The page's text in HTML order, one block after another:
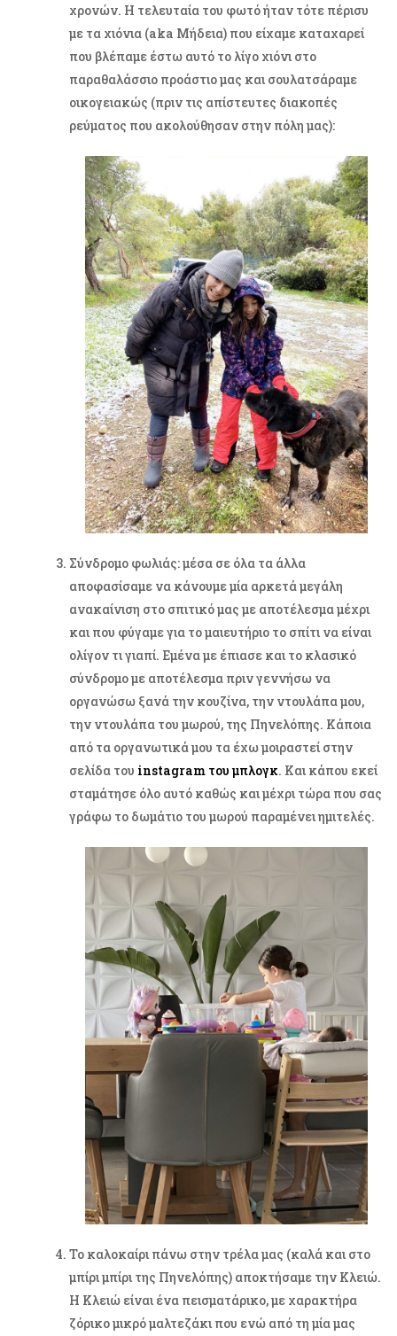
χρονών. Η τελευταία του φωτό ήταν τότε πέρισυ
με τα χιόνια (aka Μήδεια) που είχαμε καταχαρεί
που βλέπαμε έστω αυτό το λίγο χιόνι στο
παραθαλάσσιο προάστιο μας και σουλατσάραμε
οικογειακώς (πριν τις απίστευτες διακοπές
ρεύματος που ακολούθησαν στην πόλη μας):
Σύνδρομο φωλιάς: μέσα σε όλα τα άλλα
αποφασίσαμε να κάνουμε μία αρκετά μεγάλη
ανακαίνιση στο σπιτικό μας με αποτέλεσμα μέχρι
και που φύγαμε για το μαιευτήριο το σπίτι να είναι
ολίγον τι γιαπί. Εμένα με έπιασε και το κλασικό
σύνδρομο με αποτέλεσμα πριν γεννήσω να
οργανώσω ξανά την κουζίνα, την ντουλάπα μου,
την ντουλάπα του μωρού, της Πηνελόπης. Κάποια
από τα οργανωτικά μου τα έχω μοιραστεί στην
σελίδα του instagram του μπλογκ. Και κάπου εκεί
σταμάτησε όλο αυτό καθώς και μέχρι τώρα που σας
γράφω το δωμάτιο του μωρού παραμένει ημιτελές.
Το καλοκαίρι πάνω στην τρέλα μας (καλά και στο
μπίρι μπίρι της Πηνελόπης) αποκτήσαμε την Κλειώ.
Η Κλειώ είναι ένα πεισματάρικο, με χαρακτήρα
ζόρικο μικρό μαλτεζάκι που ενώ από τη μία μας